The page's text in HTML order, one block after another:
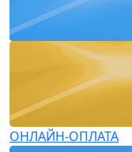
ОНЛАЙН-ОПЛАТА